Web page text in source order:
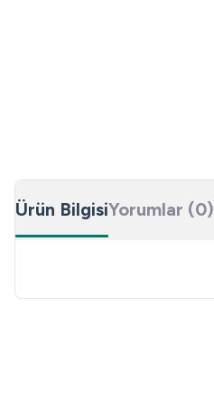
Ürün BilgisiYorumlar (0)